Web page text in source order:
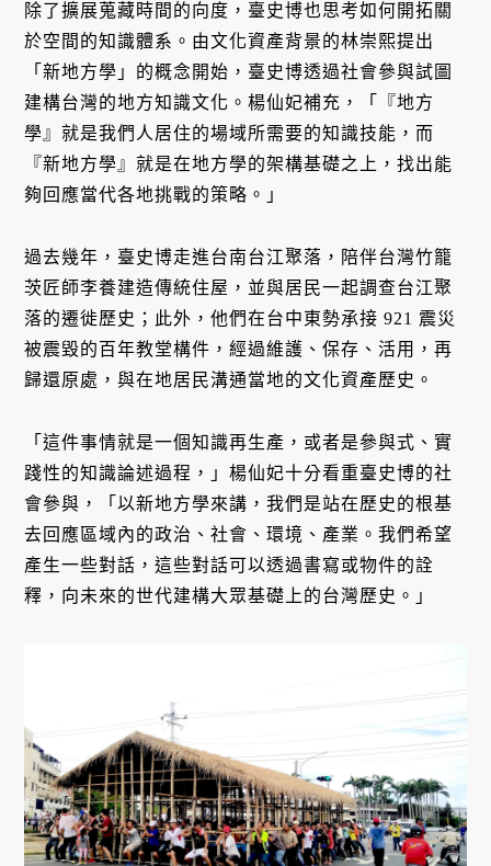
除了擴展蒐藏時間的向度，臺史博也思考如何開拓關
於空間的知識體系。由文化資產背景的林崇熙提出
「新地方學」的概念開始，臺史博透過社會參與試圖
建構台灣的地方知識文化。楊仙妃補充，「『地方
學』就是我們人居住的場域所需要的知識技能，而
『新地方學』就是在地方學的架構基礎之上，找出能
夠回應當代各地挑戰的策略。」
過去幾年，臺史博走進台南台江聚落，陪伴台灣竹籠
茨匠師李養建造傳統住屋，並與居民一起調查台江聚
落的遷徙歷史；此外，他們在台中東勢承接 921 震災
被震毀的百年教堂構件，經過維護、保存、活用，再
歸還原處，與在地居民溝通當地的文化資產歷史。
「這件事情就是一個知識再生產，或者是參與式、實
踐性的知識論述過程，」楊仙妃十分看重臺史博的社
會參與，「以新地方學來講，我們是站在歷史的根基
去回應區域內的政治、社會、環境、產業。我們希望
產生一些對話，這些對話可以透過書寫或物件的詮
釋，向未來的世代建構大眾基礎上的台灣歷史。」